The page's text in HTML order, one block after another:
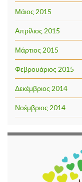
Μάιος 2015
Απρίλιος 2015
Μάρτιος 2015
Φεβρουάριος 2015
Δεκέμβριος 2014
Νοέμβριος 2014